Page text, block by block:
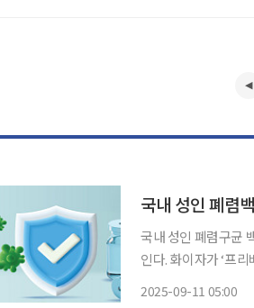
국내 성인 폐렴
국내 성인 폐렴구균
인다. 화이자가 ‘프
2025-09-11 05:00